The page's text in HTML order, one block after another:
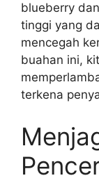
blueberry
tinggi yang
mencegah
buahan ini,
terkena